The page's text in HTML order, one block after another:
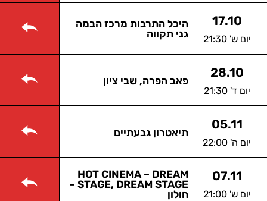
17.10
יום ש' 21:30
היכל התרבות מרכז הבמה
גני תקווה
28.10
יום ד' 21:30
פאב הפרה, שבי ציון
05.11
יום ה' 22:00
תיאטרון גבעתיים
07.11
יום ש' 21:00
HOT CINEMA – DREAM
STAGE, DREAM STAGE –
חולון